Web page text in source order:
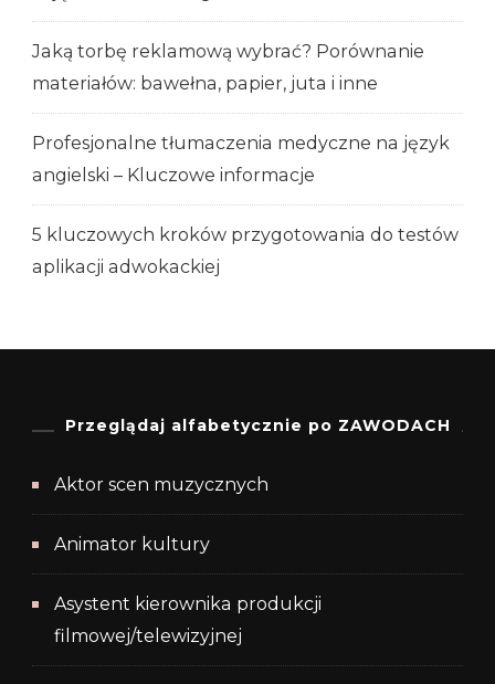
Jaką torbę reklamową wybrać? Porównanie
materiałów: bawełna, papier, juta i inne
Profesjonalne tłumaczenia medyczne na język
angielski – Kluczowe informacje
5 kluczowych kroków przygotowania do testów
aplikacji adwokackiej
Przeglądaj alfabetycznie po ZAWODACH
Aktor scen muzycznych
Animator kultury
Asystent kierownika produkcji
filmowej/telewizyjnej